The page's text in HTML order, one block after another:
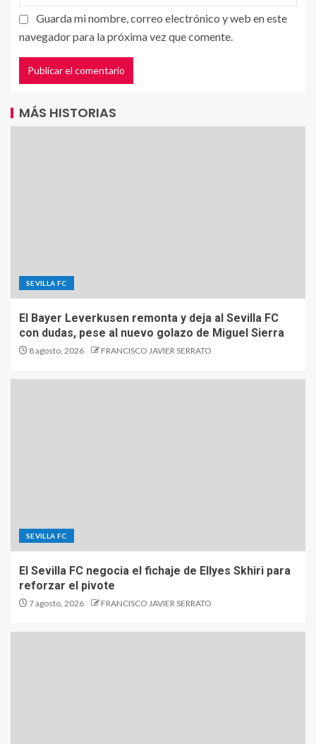
Guarda mi nombre, correo electrónico y web en este
navegador para la próxima vez que comente.
MÁS HISTORIAS
SEVILLA FC
El Bayer Leverkusen remonta y deja al Sevilla FC
con dudas, pese al nuevo golazo de Miguel Sierra
8 agosto, 2026 FRANCISCO JAVIER SERRATO
SEVILLA FC
El Sevilla FC negocia el fichaje de Ellyes Skhiri para
reforzar el pivote
7 agosto, 2026 FRANCISCO JAVIER SERRATO